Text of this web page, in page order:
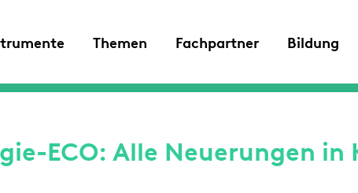
Themen Fachpartner Bildung
ECO: Alle Neuerungen in